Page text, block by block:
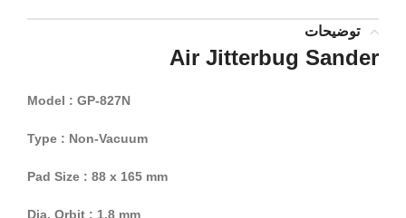
توضیحات
Air Jitterbug Sander
Model : GP-827N
Type : Non-Vacuum
Pad Size : 88 x 165 mm
Dia. Orbit : 1.8 mm